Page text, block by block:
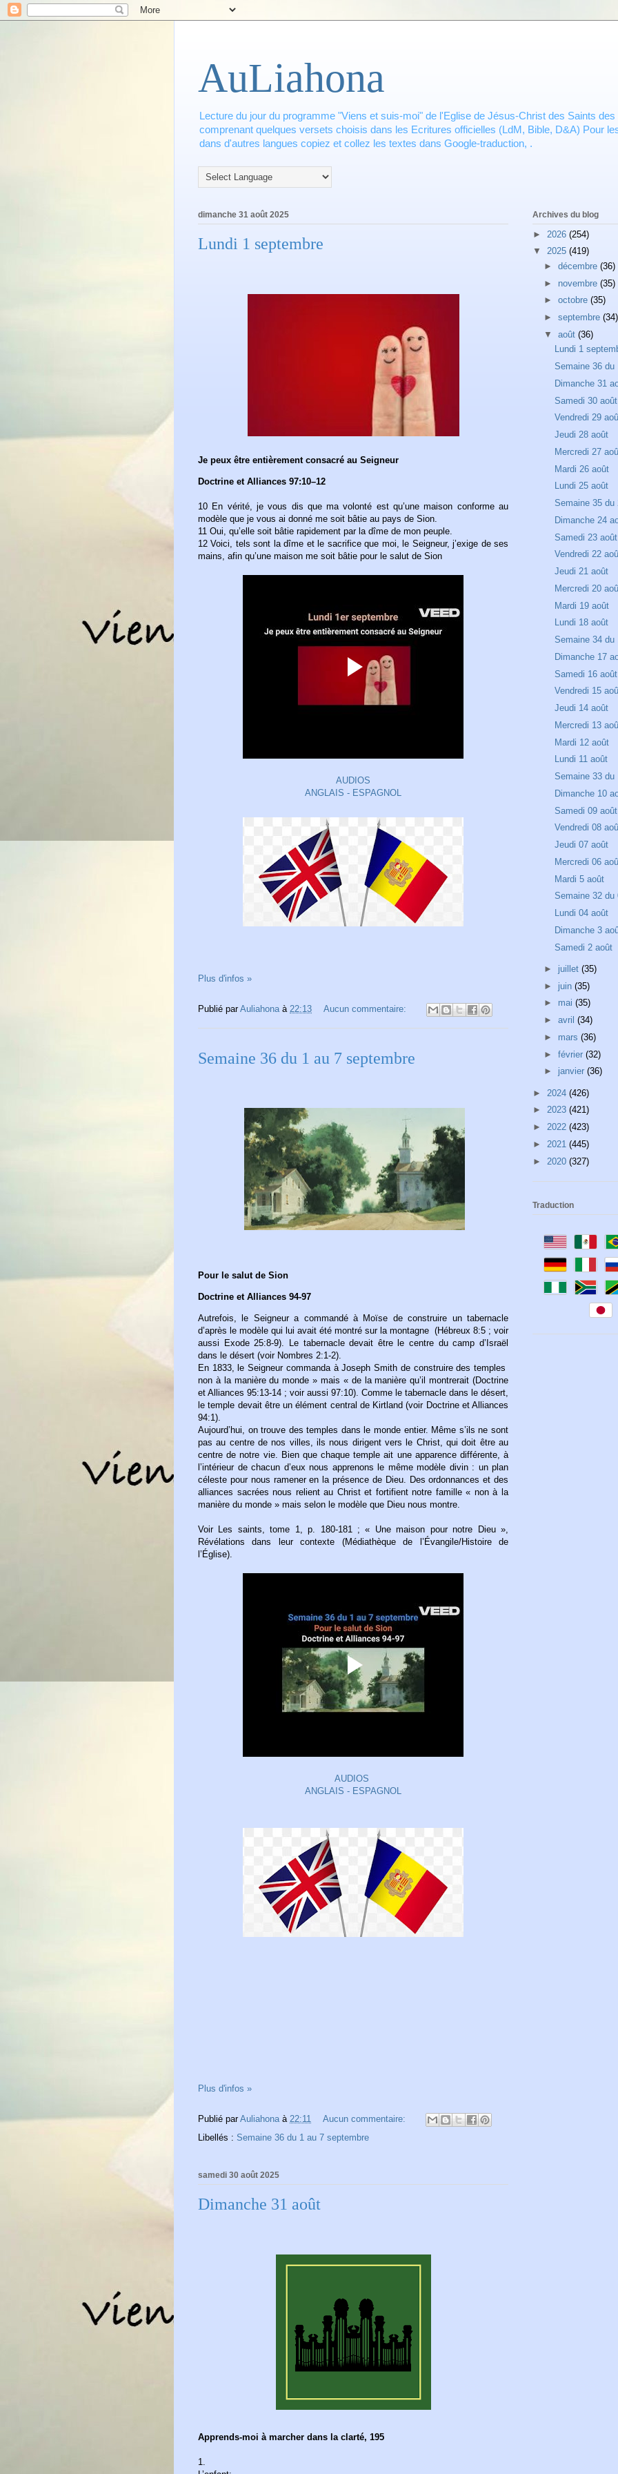
AuLiahona
Lecture du jour du programme "Viens et suis-moi" de l'Eglise de Jésus-Christ des Saints
comprenant quelques versets choisis dans les Ecritures officielles (LdM, Bible, D&A) Pour
dans d'autres langues copiez et collez les textes dans Google-traduction, .
dimanche 31 août 2025
Lundi 1 septembre
Je peux être entièrement consacré au Seigneur
Doctrine et Alliances 97:10–12
10 En vérité, je vous dis que ma volonté est qu’une maison conforme au
modèle que je vous ai donné me soit bâtie au pays de Sion.
11 Oui, qu’elle soit bâtie rapidement par la dîme de mon peuple.
12 Voici, tels sont la dîme et le sacrifice que moi, le Seigneur, j’exige de ses
mains, afin qu’une maison me soit bâtie pour le salut de Sion
AUDIOS
ANGLAIS - ESPAGNOL
Plus d'infos »
Publié parAuliahona à 22:13 Aucun commentaire:
Semaine 36 du 1 au 7 septembre
Pour le salut de Sion
Doctrine et Alliances 94-97
Autrefois, le Seigneur a commandé à Moïse de construire un tabernacle
d’après le modèle qui lui avait été montré sur la montagne (Hébreux 8:5 ; voir
aussi Exode 25:8-9). Le tabernacle devait être le centre du camp d’Israël
dans le désert (voir Nombres 2:1-2).
En 1833, le Seigneur commanda à Joseph Smith de construire des temples
non à la manière du monde » mais « de la manière qu’il montrerait (Doctrine
et Alliances 95:13-14 ; voir aussi 97:10). Comme le tabernacle dans le désert,
le temple devait être un élément central de Kirtland (voir Doctrine et Alliances
94:1).
Aujourd’hui, on trouve des temples dans le monde entier. Même s’ils ne sont
pas au centre de nos villes, ils nous dirigent vers le Christ, qui doit être au
centre de notre vie. Bien que chaque temple ait une apparence différente, à
lʼintérieur de chacun d’eux nous apprenons le même modèle divin : un plan
céleste pour nous ramener en la présence de Dieu. Des ordonnances et des
alliances sacrées nous relient au Christ et fortifient notre famille « non à la
manière du monde » mais selon le modèle que Dieu nous montre.
Voir Les saints, tome 1, p. 180-181 ; « Une maison pour notre Dieu »,
Révélations dans leur contexte (Médiathèque de l’Évangile/Histoire de
l’Église).
AUDIOS
ANGLAIS - ESPAGNOL
Plus d'infos »
Publié parAuliahona à 22:11
Aucun commentaire:
Libellés : Semaine 36 du 1 au 7 septembre
samedi 30 août 2025
Dimanche 31 août
Apprends-moi à marcher dans la clarté, 195
1.
Archives du blog
► 2026 (254)
▼ 2025 (419)
► décembre (36)
► novembre (35)
► octobre (35)
► septembre (34)
▼ août (36)
Lundi 1
Semaine 36
Dimanche 31
Samedi 30 août
Vendredi 29
Jeudi 28 août
Mercredi 27
Mardi 26 août
Lundi 25 août
Semaine 35 du
Dimanche 24
Samedi 23 août
Vendredi 22
Jeudi 21 août
Mercredi 20
Mardi 19 août
Lundi 18 août
Semaine 34 du
Dimanche 17
Samedi 16 août
Vendredi 15
Jeudi 14 août
Mercredi 13
Mardi 12 août
Lundi 11 août
Semaine 33 du
Dimanche 10
Samedi 09 août
Vendredi 08
Jeudi 07 août
Mercredi 06
Mardi 5 août
Semaine 32 du
Lundi 04 août
Dimanche 3
Samedi 2 août
► juillet (35)
► juin (35)
► mai (35)
► avril (34)
► mars (36)
► février (32)
► janvier (36)
► 2024 (426)
► 2023 (421)
► 2022 (423)
► 2021 (445)
► 2020 (327)
Traduction